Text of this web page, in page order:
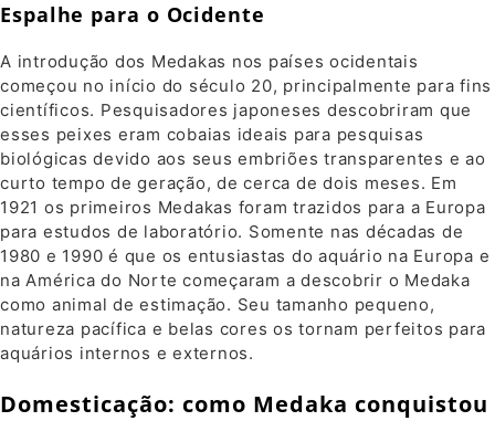
Espalhe para o Ocidente
A introdução dos Medakas nos países ocidentais
começou no início do século 20, principalmente para fins
científicos. Pesquisadores japoneses descobriram que
esses peixes eram cobaias ideais para pesquisas
biológicas devido aos seus embriões transparentes e ao
curto tempo de geração, de cerca de dois meses. Em
1921 os primeiros Medakas foram trazidos para a Europa
para estudos de laboratório. Somente nas décadas de
1980 e 1990 é que os entusiastas do aquário na Europa e
na América do Norte começaram a descobrir o Medaka
como animal de estimação. Seu tamanho pequeno,
natureza pacífica e belas cores os tornam perfeitos para
aquários internos e externos.
Domesticação: como Medaka conquistou